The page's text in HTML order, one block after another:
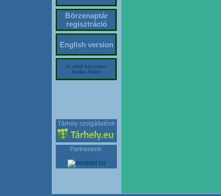
Börzenaptár
regisztráció
English version
Az oldalt készítette:
Kriska Ádám
Tárhely szolgáltatónk
Partnereink: